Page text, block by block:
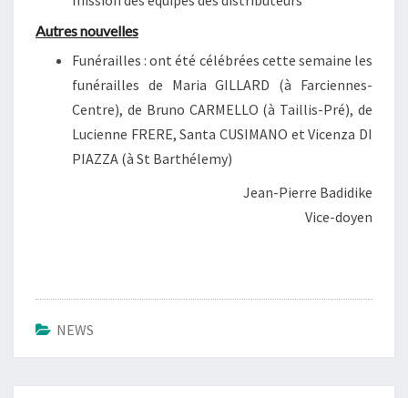
Autres nouvelles
Funérailles : ont été célébrées cette semaine les
funérailles de Maria GILLARD (à Farciennes-
Centre), de Bruno CARMELLO (à Taillis-Pré), de
Lucienne FRERE, Santa CUSIMANO et Vicenza DI
PIAZZA (à St Barthélemy)
Jean-Pierre Badidike
Vice-doyen
NEWS